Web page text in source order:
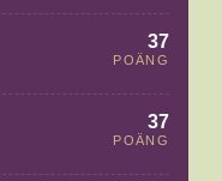
37
POÄNG
37
POÄNG